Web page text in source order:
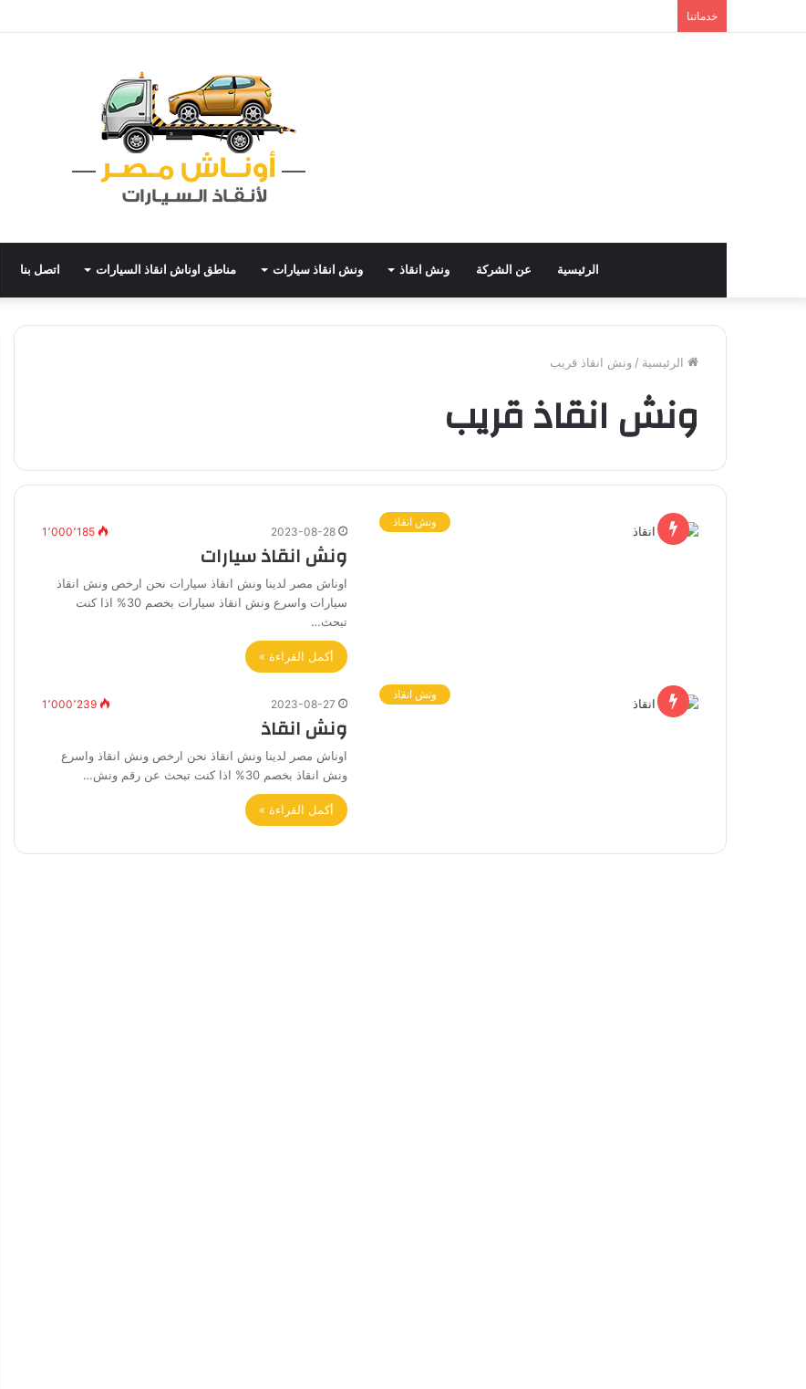
خدماتنا
الرئيسية عن الشركة ونش انقاذ ونش انقاذ سيارات مناطق اوناش انقاذ السيارات اتصل بنا
الرئيسية / ونش انقاذ قريب
ونش انقاذ قريب
ونش انقاذ
2023-08-28 1٬000٬185
ونش انقاذ سيارات
اوناش مصر لدينا ونش انقاذ سيارات نحن ارخص ونش انقاذ
سيارات واسرع ونش انقاذ سيارات بخصم 30% اذا كنت
تبحث…
أكمل القراءة »
ونش انقاذ
2023-08-27 1٬000٬239
ونش انقاذ
اوناش مصر لدينا ونش انقاذ نحن ارخص ونش انقاذ واسرع
ونش انقاذ بخصم 30% اذا كنت تبحث عن رقم ونش…
أكمل القراءة »